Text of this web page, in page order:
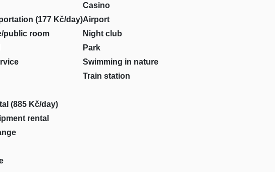
(177 Kč/day)
public room
(885 Kč/day)
rental
Casino
Airport
Night club
Park
Swimming in nature
Train station